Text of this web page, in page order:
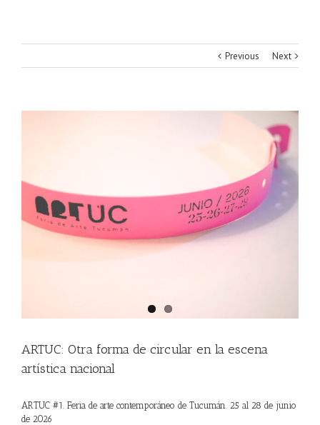
Previous Next
ARTUC: Otra forma de circular en la escena
artística nacional
ARTUC #1. Feria de arte contemporáneo de Tucumán. 25 al 28 de junio
de 2026